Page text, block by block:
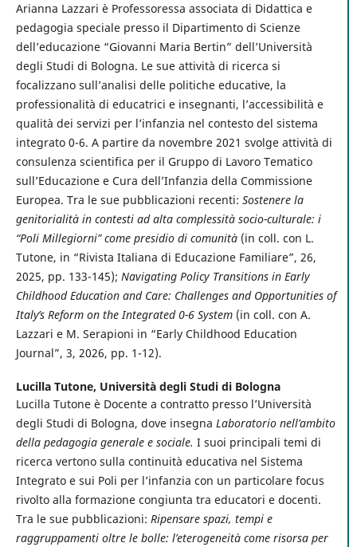
Arianna Lazzari è Professoressa associata di Didattica e
pedagogia speciale presso il Dipartimento di Scienze
dell’educazione “Giovanni Maria Bertin” dell’Università
degli Studi di Bologna. Le sue attività di ricerca si
focalizzano sull’analisi delle politiche educative, la
professionalità di educatrici e insegnanti, l’accessibilità e
qualità dei servizi per l’infanzia nel contesto del sistema
integrato 0-6. A partire da novembre 2021 svolge attività di
consulenza scientifica per il Gruppo di Lavoro Tematico
sull’Educazione e Cura dell’Infanzia della Commissione
Europea. Tra le sue pubblicazioni recenti: Sostenere la
genitorialità in contesti ad alta complessità socio-culturale: i
“Poli Millegiorni” come presidio di comunità(in coll. con L.
Tutone, in “Rivista Italiana di Educazione Familiare”, 26,
2025, pp. 133-145); Navigating Policy Transitions in Early
Childhood Education and Care: Challenges and Opportunities of
Italy’s Reform on the Integrated 0-6 System(in coll. con A.
Lazzari e M. Serapioni in “Early Childhood Education
Journal”, 3, 2026, pp. 1-12).
Lucilla Tutone, Università degli Studi di Bologna
Lucilla Tutone è Docente a contratto presso l’Università
degli Studi di Bologna, dove insegna Laboratorio nell’ambito
della pedagogia generale e sociale. I suoi principali temi di
ricerca vertono sulla continuità educativa nel Sistema
Integrato e sui Poli per l’infanzia con un particolare focus
rivolto alla formazione congiunta tra educatori e docenti.
Tra le sue pubblicazioni: Ripensare spazi, tempi e
raggruppamenti oltre le bolle: l’eterogeneità come risorsa per